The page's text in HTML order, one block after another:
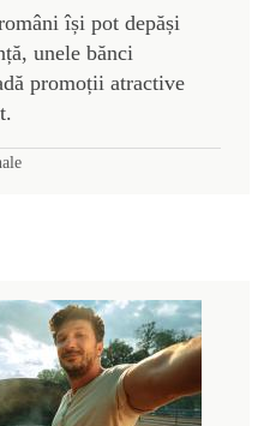
își pot depăși
unele bănci
promoții atractive